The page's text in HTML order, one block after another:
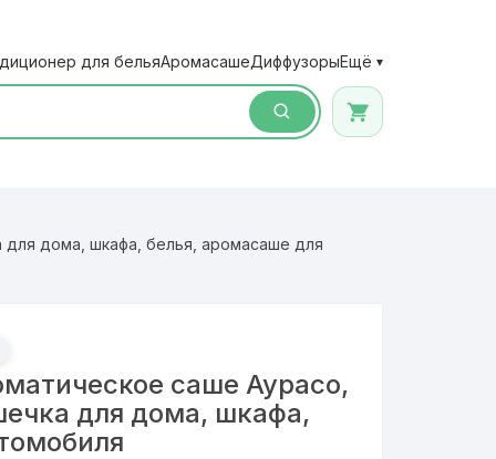
для бельяАромасашеДиффузорыЕщё ▾
дома, шкафа, белья, аромасаше для
саше Аурасо,
для дома, шкафа,